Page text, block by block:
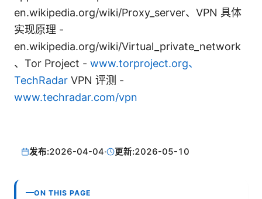
en.wikipedia.org/wiki/Proxy_server、VPN 具体
实现原理 -
en.wikipedia.org/wiki/Virtual_private_network
、Tor Project - www.torproject.org、
TechRadar VPN 评测 -
www.techradar.com/vpn
发布:2026-04-04· 更新:2026-05-10
ON THIS PAGE